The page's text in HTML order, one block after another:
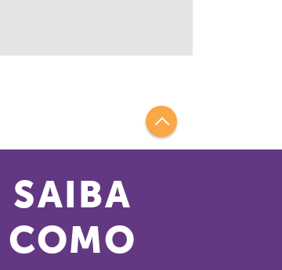
SAIBA
COMO